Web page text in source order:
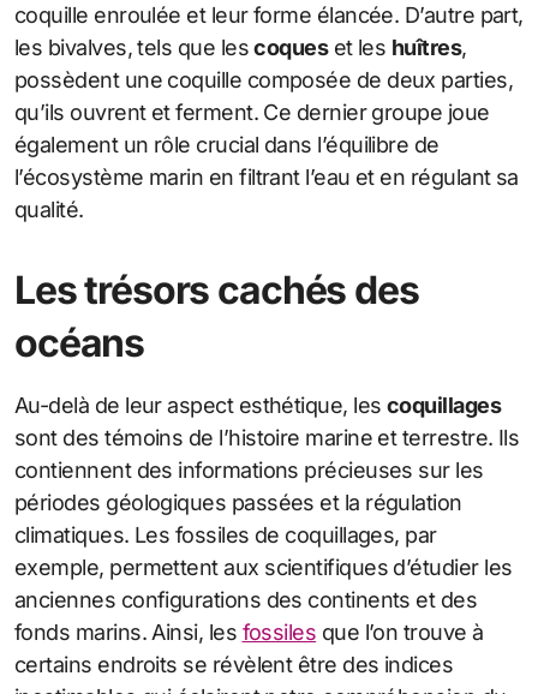
coquille enroulée et leur forme élancée. D’autre part,
les bivalves, tels que lescoqueset les huîtres,
possèdent une coquille composée de deux parties,
qu’ils ouvrent et ferment. Ce dernier groupe joue
également un rôle crucial dans l’équilibre de
l’écosystème marin en filtrant l’eau et en régulant sa
qualité.
Les trésors cachés des
océans
Au-delà de leur aspect esthétique, les coquillages
sont des témoins de l’histoire marine et terrestre. Ils
contiennent des informations précieuses sur les
périodes géologiques passées et la régulation
climatiques. Les fossiles de coquillages, par
exemple, permettent aux scientifiques d’étudier les
anciennes configurations des continents et des
fonds marins. Ainsi, les fossiles que l’on trouve à
certains endroits se révèlent être des indices